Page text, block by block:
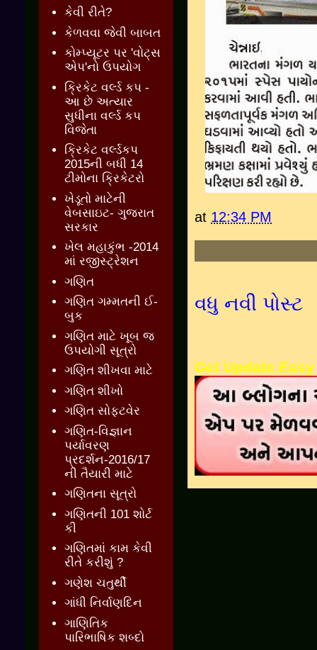
at 12:34 PM
વધુ નવી પોસ્ટ
Get Update Easy
કેવી રીતે?
કેળવવા જેવી બાબત
કોમ્પ્યૂટર પર 'વોટ્સ
એપ'નો ઉપયોગ
ક્રિકેટ વર્લ્ડ કપ -
આ છે અત્યાર
સુધીના વર્લ્ડ કપ
વિજેતા
ક્રિકેટ વર્લ્ડકપ
2015ની બધી 14
ટીમોના ક્રિકેટરો
ખેડૂતો માટેની
વેબસાઇટ- ગુજરાત
સરકાર
ખેલ મહાકુંભ -2014
માં રજીસ્ટ્રેશન
ગણિત
ગણિત ગમ્મતની ઈ-
બુક
ગણિત માટે ખૂબ જ
ઉપયોગી સૂત્રો
ગણિત શીખવા માટે
ગણિત શીખો
ગણિત સોફ્ટવેર
ગણિત-વિજ્ઞાન
પર્યાવરણ
પ્રદર્શન-2016/17
ની તૈયારી માટે
ગણિતના સૂત્રો
ગણિતની 101 શોર્ટ
કી
ગણિતમાં કામ કેવી
રીતે કરીશું ?
ગણેશ ચતુર્થી
ગાંધી નિર્વાણદિન
ગાણિતિક
પારિભાષિક શબ્દો